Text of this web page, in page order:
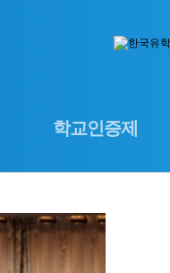
학교인증제